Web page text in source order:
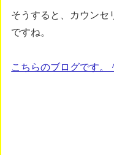
そうすると、カウンセ
ですね。
こちらのブログです。